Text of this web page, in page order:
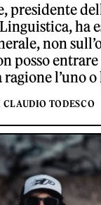
presidente
ha
non
posso
ragione l’uno o
CLAUDIO TODESCO